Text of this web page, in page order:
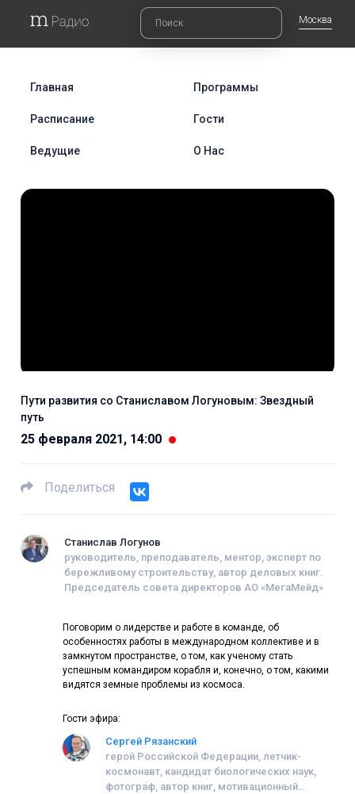
Москва
Главная Программы
Расписание Гости
Ведущие О Нас
Пути развития со Станиславом Логуновым: Звездный
путь
25 февраля 2021, 14:00
Поделиться
Станислав Логунов
руководитель, преподаватель, ментор, эксперт по
бережливому строительству, автор деловых книг.
Председатель совета директоров АО «МегаМейд»
Поговорим о лидерстве и работе в команде, об
особенностях работы в международном коллективе и в
замкнутом пространстве, о том, как ученому стать
успешным командиром корабля и, конечно, о том, какими
видятся земные проблемы из космоса.
Гости эфира:
Сергей Рязанский
герой Российской Федерации, летчик-
космонавт, кандидат биологических наук,
фотограф, автор книг, мотивационный